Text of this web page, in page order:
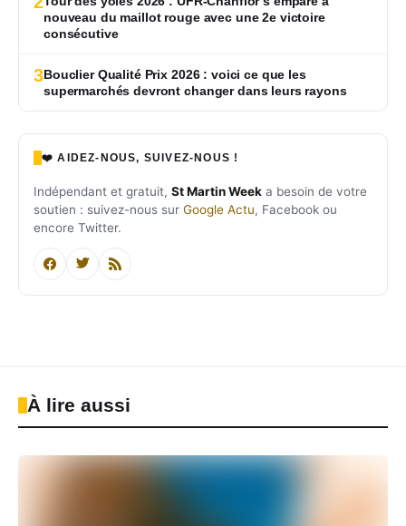
nouveau du maillot rouge avec une 2e victoire
consécutive
3Bouclier Qualité Prix 2026 : voici ce que les
supermarchés devront changer dans leurs rayons
❤️ AIDEZ-NOUS, SUIVEZ-NOUS !
Indépendant et gratuit, St Martin Week a besoin de votre
soutien : suivez-nous sur Google Actu, Facebook ou
encore Twitter.
À lire aussi